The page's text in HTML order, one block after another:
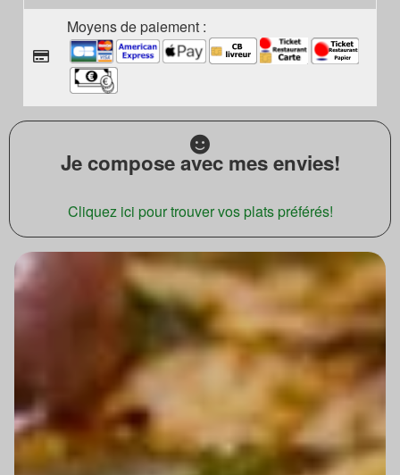
Moyens de paiement :
Je compose avec mes envies!
Cliquez ici pour trouver vos plats préférés!